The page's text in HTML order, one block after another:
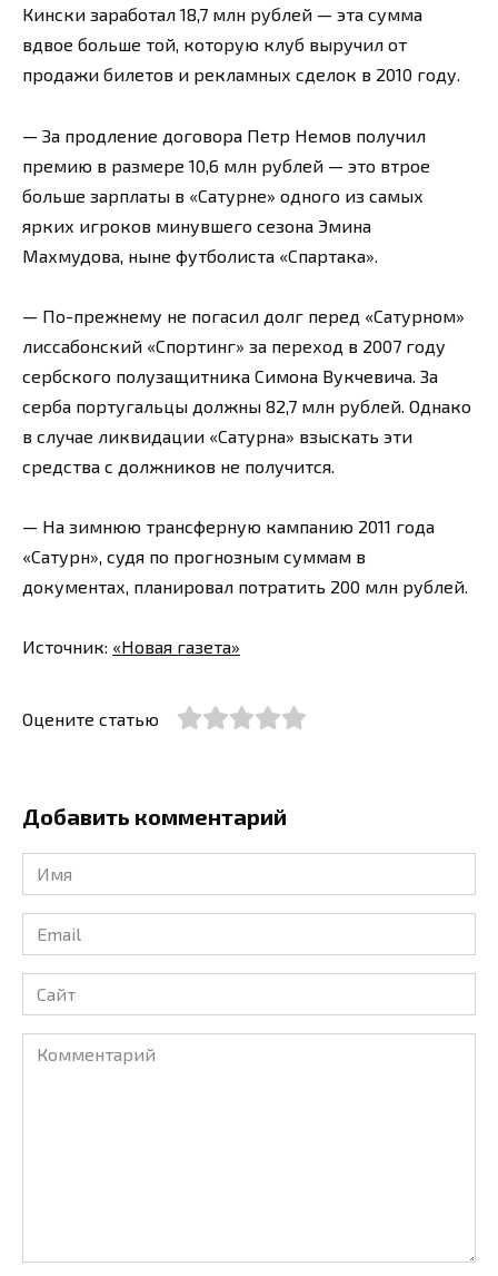
Кински заработал 18,7 млн рублей — эта сумма
вдвое больше той, которую клуб выручил от
продажи билетов и рекламных сделок в 2010 году.
— За продление договора Петр Немов получил
премию в размере 10,6 млн рублей — это втрое
больше зарплаты в «Сатурне» одного из самых
ярких игроков минувшего сезона Эмина
Махмудова, ныне футболиста «Спартака».
— По-прежнему не погасил долг перед «Сатурном»
лиссабонский «Спортинг» за переход в 2007 году
сербского полузащитника Симона Вукчевича. За
серба португальцы должны 82,7 млн рублей. Однако
в случае ликвидации «Сатурна» взыскать эти
средства с должников не получится.
— На зимнюю трансферную кампанию 2011 года
«Сатурн», судя по прогнозным суммам в
документах, планировал потратить 200 млн рублей.
Источник: «Новая газета»
Оцените статью
Добавить комментарий
Имя
*
Email
*
Сайт
Комментарий